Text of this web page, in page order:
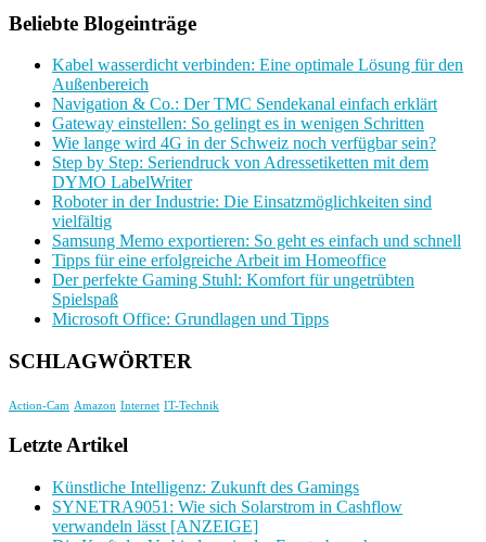
Beliebte Blogeinträge
Kabel wasserdicht verbinden: Eine optimale Lösung für den
Außenbereich
Navigation & Co.: Der TMC Sendekanal einfach erklärt
Gateway einstellen: So gelingt es in wenigen Schritten
Wie lange wird 4G in der Schweiz noch verfügbar sein?
Step by Step: Seriendruck von Adressetiketten mit dem
DYMO LabelWriter
Roboter in der Industrie: Die Einsatzmöglichkeiten sind
vielfältig
Samsung Memo exportieren: So geht es einfach und schnell
Tipps für eine erfolgreiche Arbeit im Homeoffice
Der perfekte Gaming Stuhl: Komfort für ungetrübten
Spielspaß
Microsoft Office: Grundlagen und Tipps
SCHLAGWÖRTER
Action-Cam Amazon Internet IT-Technik
Letzte Artikel
Künstliche Intelligenz: Zukunft des Gamings
SYNETRA9051: Wie sich Solarstrom in Cashflow
verwandeln lässt [ANZEIGE]